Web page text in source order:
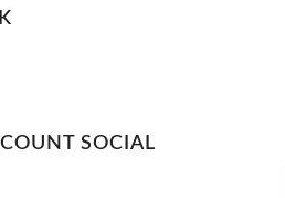
SOCIAL